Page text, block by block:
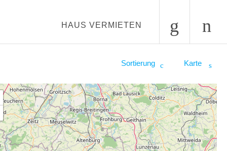
HAUS VERMIETEN
Karte
Sortierung